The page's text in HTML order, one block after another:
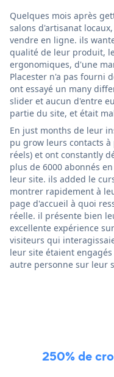
Quelques mois après
salons d'artisanat
vendre en ligne. ils
qualité de leur produit,
ergonomiques, d'une
Placester n'a pas fourni
ont essayé un many
slider et aucun d'entre
partie du site, et était
En just months de leur
pu grow leurs contacts à
réels) et ont constantly
plus de 6000 abonnés
leur site. ils added le
montrer rapidement à
page d'accueil à quoi
réelle. il présente bien
excellente expérience
visiteurs qui
leur site étaient
autre personne sur leur
250% de